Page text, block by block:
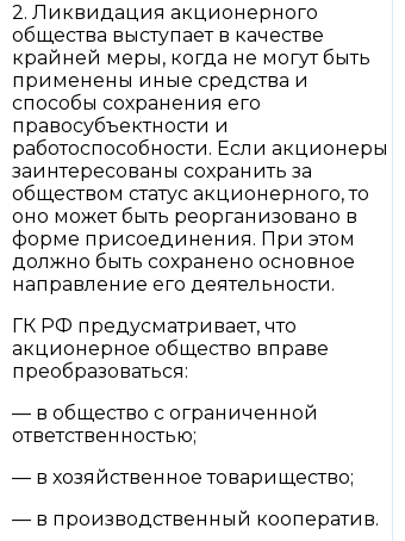
2. Ликвидация акционерного
общества выступает в качестве
крайней меры, когда не могут быть
применены иные средства и
способы сохранения его
правосубъектности и
работоспособности. Если акционеры
заинтересованы сохранить за
обществом статус акционерного, то
оно может быть реорганизовано в
форме присоединения. При этом
должно быть сохранено основное
направление его деятельности.
ГК РФ предусматривает, что
акционерное общество вправе
преобразоваться:
— в общество с ограниченной
ответственностью;
— в хозяйственное товарищество;
— в производственный кооператив.